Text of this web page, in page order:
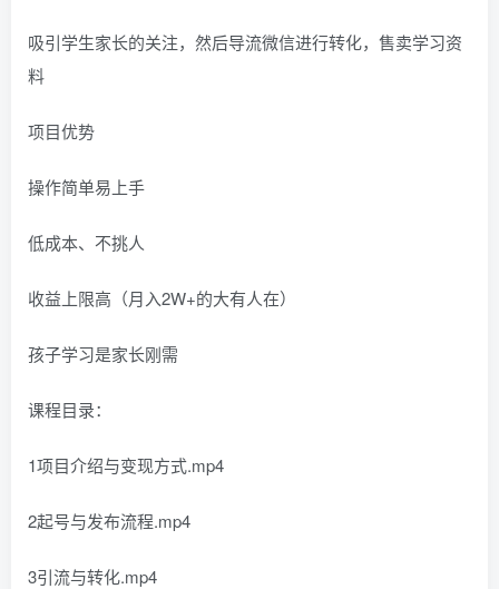
吸引学生家长的关注，然后导流微信进行转化，售卖学习资
料
项目优势
操作简单易上手
低成本、不挑人
收益上限高（月入2W+的大有人在）
孩子学习是家长刚需
课程目录：
1项目介绍与变现方式.mp4
2起号与发布流程.mp4
3引流与转化.mp4